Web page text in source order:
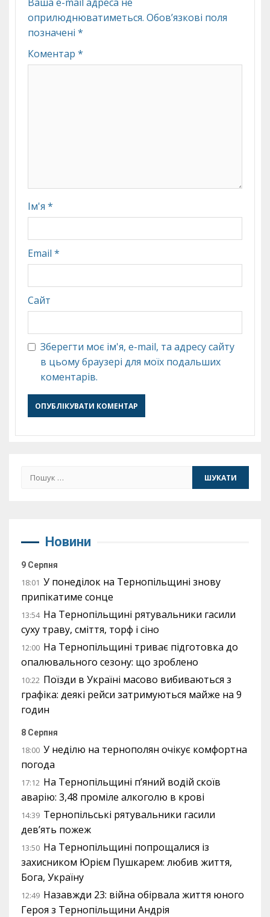
оприлюднюватиметься. Обов’язкові поля
позначені *
Коментар *
Ім'я *
Email *
Сайт
Зберегти моє ім'я, e-mail, та адресу сайту
в цьому браузері для моїх подальших
коментарів.
Пошук:
Новини
9 Серпня
18:01 У понеділок на Тернопільщині знову
припікатиме сонце
13:54 На Тернопільщині рятувальники гасили
суху траву, сміття, торф і сіно
12:00 На Тернопільщині триває підготовка до
опалювального сезону: що зроблено
10:22 Поїзди в Україні масово вибиваються з
графіка: деякі рейси затримуються майже на 9
годин
8 Серпня
18:00 У неділю на тернополян очікує комфортна
погода
17:12 На Тернопільщині п’яний водій скоїв
аварію: 3,48 проміле алкоголю в крові
14:39 Тернопільські рятувальники гасили
дев’ять пожеж
13:50 На Тернопільщині попрощалися із
захисником Юрієм Пушкарем: любив життя,
Бога, Україну
12:49 Назавжди 23: війна обірвала життя юного
Героя з Тернопільщини Андрія